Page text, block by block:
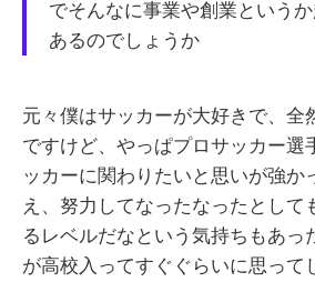
でそんなに事業や創業という
あるのでしょうか
元々僕はサッカーが大好きで、全
ですけど、やっぱプロサッカー選
ッカーに関わりたいと思いが強か
え、努力してなったなったとして
るレベルだなという気持ちもあっ
が高校入ってすぐぐらいに思って